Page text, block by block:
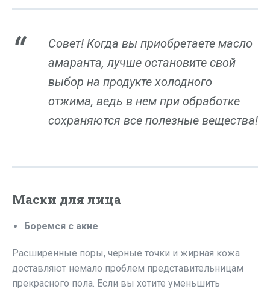
Совет! Когда вы приобретаете масло
амаранта, лучше остановите свой
выбор на продукте холодного
отжима, ведь в нем при обработке
сохраняются все полезные вещества!
Маски для лица
Боремся с акне
Расширенные поры, черные точки и жирная кожа
доставляют немало проблем представительницам
прекрасного пола. Если вы хотите уменьшить